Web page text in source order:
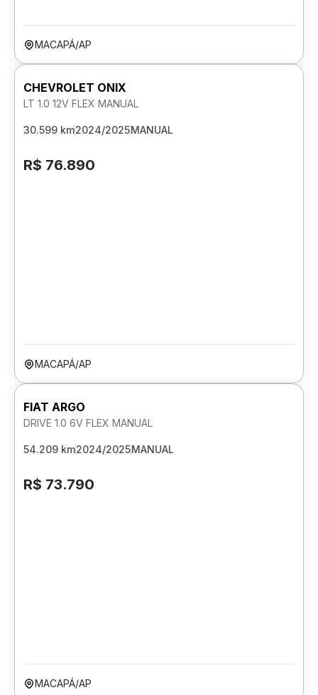
MACAPÁ/AP
CHEVROLET ONIX
LT 1.0 12V FLEX MANUAL
30.599 km2024/2025MANUAL
R$ 76.890
MACAPÁ/AP
FIAT ARGO
DRIVE 1.0 6V FLEX MANUAL
54.209 km2024/2025MANUAL
R$ 73.790
MACAPÁ/AP